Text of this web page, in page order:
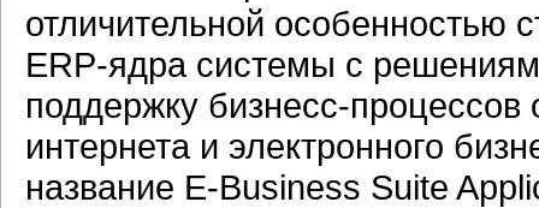
отличительной особенностью
ERP-ядра системы с
поддержку бизнесс-
интернета и электронного
название E-Business Suite